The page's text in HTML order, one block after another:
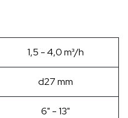
1,5 - 4,0 m³/h
d27 mm
6" - 13"